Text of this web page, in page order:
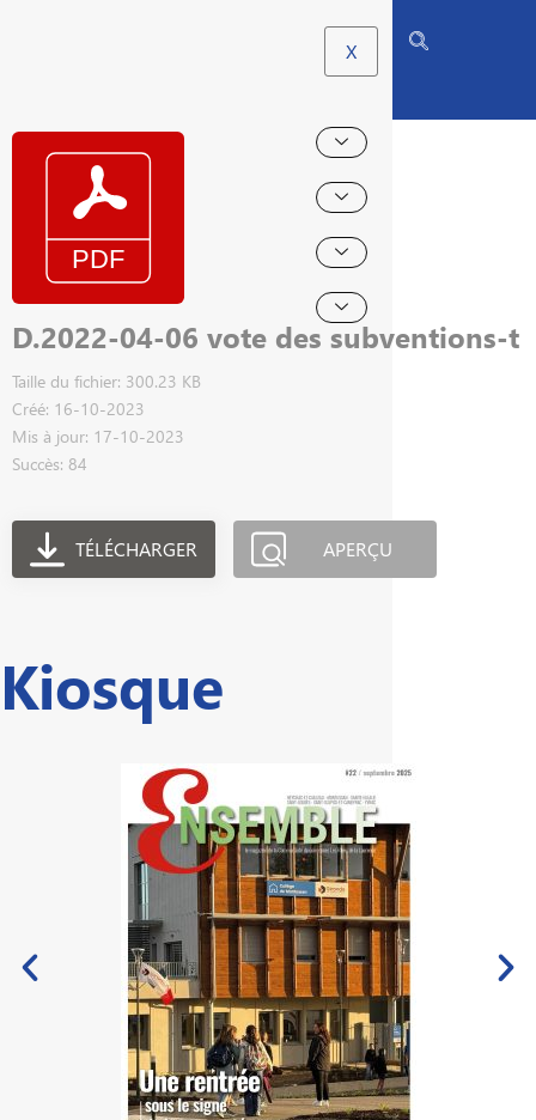
X
D.2022-04-06 vote des subventions-t
Taille du fichier: 300.23 KB
Créé: 16-10-2023
Mis à jour: 17-10-2023
Succès: 84
TÉLÉCHARGER APERÇU
Kiosque